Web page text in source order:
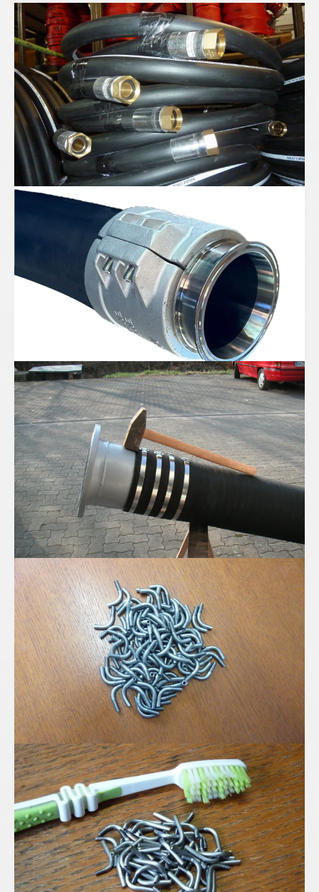
Pressluftschläuche für Profis
Gummispiralschlauch DN100
Spiral Saug-Druckschlauch in DN300
Edelstahl Mini-Rohrbögen
Edelstahl Mikro-Rohrbögen